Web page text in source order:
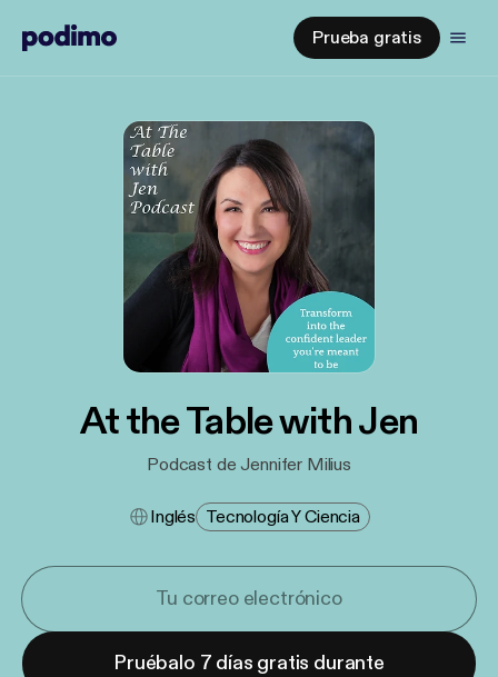
Prueba gratis
At the Table with Jen
Podcast de Jennifer Milius
Inglés Tecnología Y Ciencia
Pruébalo 7 días gratis durante